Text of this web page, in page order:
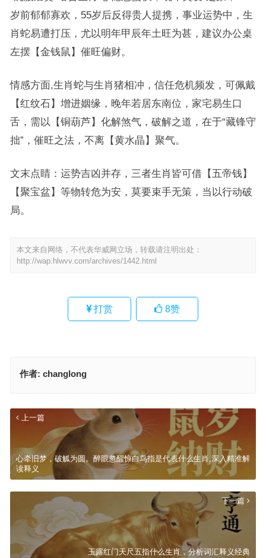
岁前郁郁寡欢，55岁后反得贵人提携，事业运势中，生
肖蛇易遭打压，尤以明年甲辰年土旺为甚，建议办公桌
左摆【金钱鼠】催旺偏财。
情感方面,生肖蛇与生肖猪相冲，信任危机频发，可佩戴
【红纹石】增进姻缘，晚年若居东南位，家宅易生口
舌，需以【铜葫芦】化解煞气，破解之道，在于“藏锋守
拙”，催旺之法，不离【黄水晶】聚气。
文末点睛：运势吉凶并存，三者生肖皆可借【五帝钱】
【聚宝盆】等物转危为安，莫要束手无策，当以行动破
局。
本文来自网络，不代表华威网立场，转载请注明出处：
http://wap.hlwvv.com/archives/1442.html
打赏 8赞
作者: changlong
上一篇
心牵旧梦，破觚为圆。醉眼忽醒惊白鸟指是代表什么生肖,深入精准解
读释义
下一篇
玉露红门天尺五指什么生肖，分析词汇释义经典